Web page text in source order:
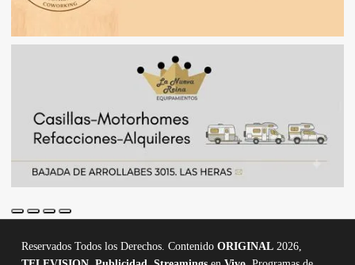
Reservados Todos los Derechos. Contenido ORIGINAL2026,